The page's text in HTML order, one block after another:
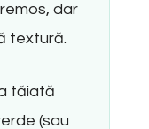
dar
textură.
tăiată
(sau